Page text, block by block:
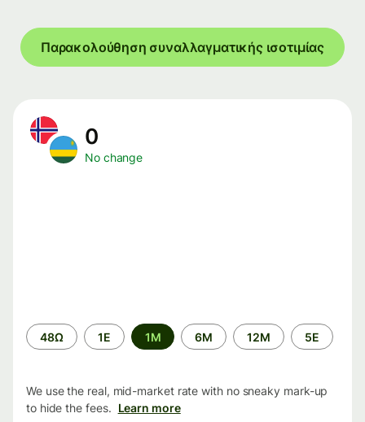
Παρακολούθηση συναλλαγματικής ισοτιμίας
0
No change
Time
period
48Ω 1Ε 1M 6M 12M 5Ε
We use the real, mid-market rate with no sneaky mark-up
to hide the fees. Learn more